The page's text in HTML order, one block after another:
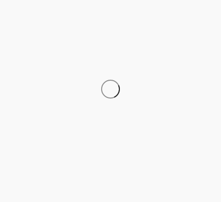
58 mins ago